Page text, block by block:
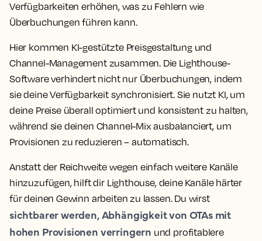
Verfügbarkeiten erhöhen, was zu Fehlern wie
Überbuchungen führen kann.
Hier kommen KI-gestützte Preisgestaltung und
Channel-Management zusammen. Die Lighthouse-
Software verhindert nicht nur Überbuchungen, indem
sie deine Verfügbarkeit synchronisiert. Sie nutzt KI, um
deine Preise überall optimiert und konsistent zu halten,
während sie deinen Channel-Mix ausbalanciert, um
Provisionen zu reduzieren – automatisch.
Anstatt der Reichweite wegen einfach weitere Kanäle
hinzuzufügen, hilft dir Lighthouse, deine Kanäle härter
für deinen Gewinn arbeiten zu lassen. Du wirst
sichtbarer werden, Abhängigkeit von OTAs mit
hohen Provisionen verringern und profitablere